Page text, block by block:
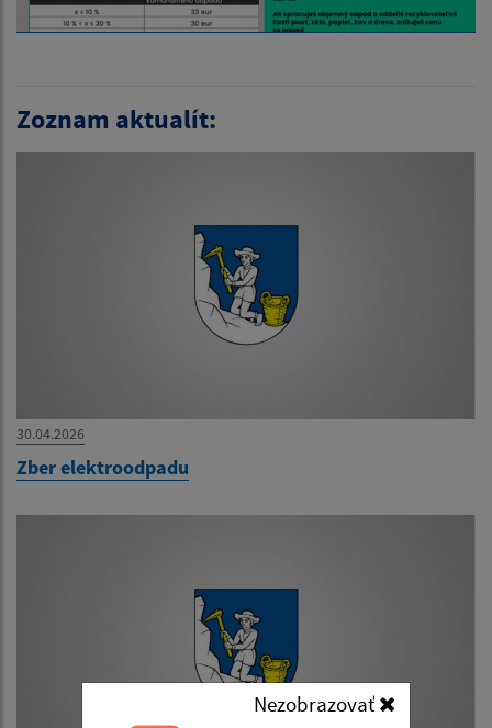
Nezobrazovať
Zoznam aktualít:
30.04.2026
Zber elektroodpadu